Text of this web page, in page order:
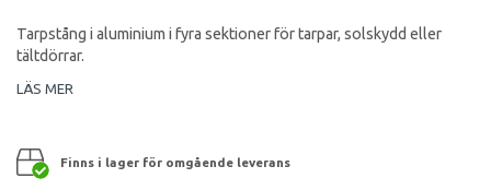
Tarpstång i aluminium i fyra sektioner för tarpar, solskydd eller
tältdörrar.
LÄS MER
Finns i lager för omgående leverans